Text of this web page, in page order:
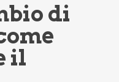
di
il